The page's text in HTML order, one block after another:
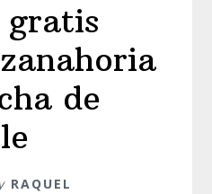
gratis
de
RAQUEL